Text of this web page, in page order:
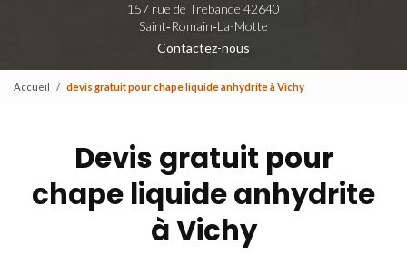
157 rue de Trebande 42640
Saint‑Romain‑La-Motte
Contactez-nous
Accueil devis gratuit pour chape liquide anhydrite à Vichy
Devis gratuit pour
chape liquide anhydrite
à Vichy